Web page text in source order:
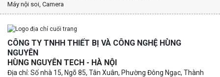
Máy nội soi, Camera
CÔNG TY TNHH THIẾT BỊ VÀ CÔNG NGHỆ HÙNG
NGUYÊN
HÙNG NGUYÊN TECH - HÀ NỘI
Địa chỉ: Số nhà 15, Ngõ 85, Tân Xuân, Phường Đông Ngạc, Thành